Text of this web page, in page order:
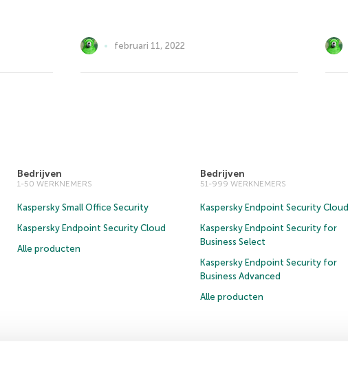
februari 11, 2022
Bedrijven
1-50 WERKNEMERS
Kaspersky Small Office Security
Kaspersky Endpoint Security Cloud
Alle producten
Bedrijven
51-999 WERKNEMERS
Kaspersky Endpoint Security Cloud
Kaspersky Endpoint Security for
Business Select
Kaspersky Endpoint Security for
Business Advanced
Alle producten